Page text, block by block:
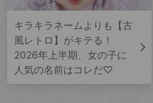
キラキラネームよりも【古
風レトロ】がキテる！
2026年上半期、女の子に
人気の名前はコレだ♡